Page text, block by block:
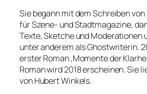
Sie begann mit dem Schreiben
für Szene- und Stadtmagazine,
Texte, Sketche und Moderationen
unter anderem als Ghostwriterin.
erster Roman ‚Momente der
Roman wird 2018 erscheinen. Sie
von Hubert Winkels.